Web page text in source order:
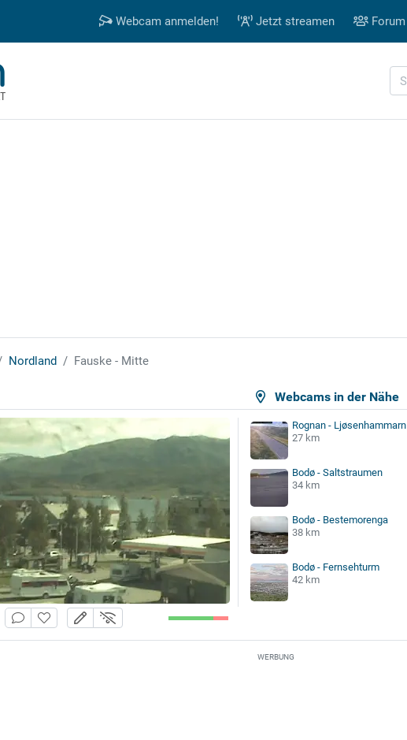
Webcam anmelden! Jetzt streamen Forum
Nordland Fauske - Mitte
Webcams in der Nähe
Rognan - Ljøsenhammarn
27 km
Bodø - Saltstraumen
34 km
Bodø - Bestemorenga
38 km
Bodø - Fernsehturm
42 km
WERBUNG